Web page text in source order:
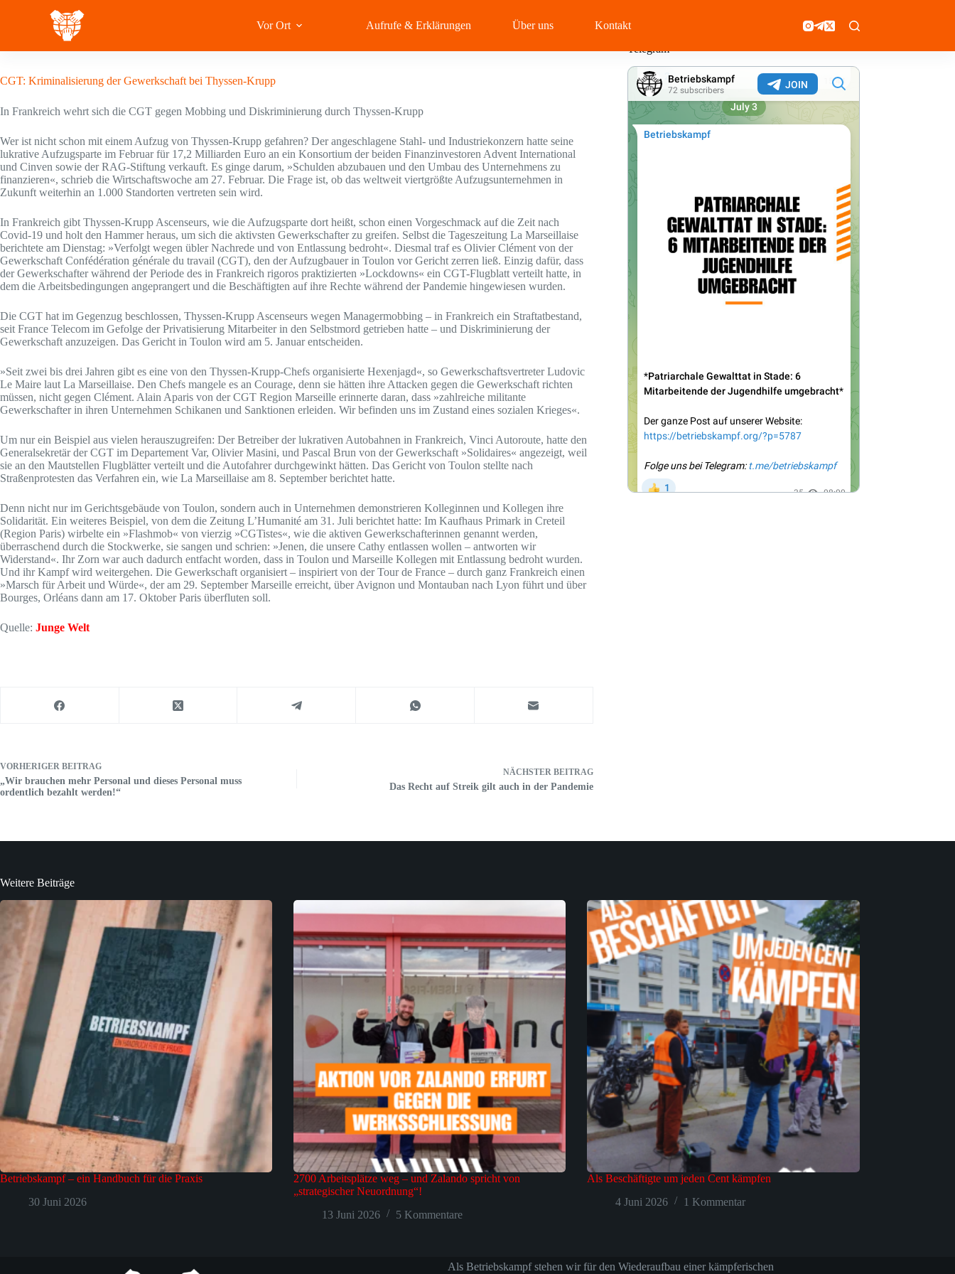
Vor Ort Aufrufe & Erklärungen Über uns
Kontakt
1 Oktober 2020
CGT: Kriminalisierung der Gewerkschaft bei Thyssen-Krupp
In Frankreich wehrt sich die CGT gegen Mobbing und Diskriminierung durch Thyssen-Krupp
Wer ist nicht schon mit einem Aufzug von Thyssen-Krupp gefahren? Der angeschlagene Stahl- und Industriekonzern hatte seine
lukrative Aufzugsparte im Februar für 17,2 Milliarden Euro an ein Konsortium der beiden Finanzinvestoren Advent International
und Cinven sowie der RAG-Stiftung verkauft. Es ginge darum, »Schulden abzubauen und den Umbau des Unternehmens zu
finanzieren«, schrieb die Wirtschaftswoche am 27. Februar. Die Frage ist, ob das weltweit viertgrößte Aufzugsunternehmen in
Zukunft weiterhin an 1.000 Standorten vertreten sein wird.
In Frankreich gibt Thyssen-Krupp Ascenseurs, wie die Aufzugsparte dort heißt, schon einen Vorgeschmack auf die Zeit nach
Covid-19 und holt den Hammer heraus, um sich die aktivsten Gewerkschafter zu greifen. Selbst die Tageszeitung La Marseillaise
berichtete am Dienstag: »Verfolgt wegen übler Nachrede und von Entlassung bedroht«. Diesmal traf es Olivier Clément von der
Gewerkschaft Confédération générale du travail (CGT), den der Aufzugbauer in Toulon vor Gericht zerren ließ. Einzig dafür, dass
der Gewerkschafter während der Periode des in Frankreich rigoros praktizierten »Lockdowns« ein CGT-Flugblatt verteilt hatte, in
dem die Arbeitsbedingungen angeprangert und die Beschäftigten auf ihre Rechte während der Pandemie hingewiesen wurden.
Die CGT hat im Gegenzug beschlossen, Thyssen-Krupp Ascenseurs wegen Managermobbing – in Frankreich ein Straftatbestand,
seit France Telecom im Gefolge der Privatisierung Mitarbeiter in den Selbstmord getrieben hatte – und Diskriminierung der
Gewerkschaft anzuzeigen. Das Gericht in Toulon wird am 5. Januar entscheiden.
»Seit zwei bis drei Jahren gibt es eine von den Thyssen-Krupp-Chefs organisierte Hexenjagd«, so Gewerkschaftsvertreter Ludovic
Le Maire laut La Marseillaise. Den Chefs mangele es an Courage, denn sie hätten ihre Attacken gegen die Gewerkschaft richten
müssen, nicht gegen Clément. Alain Aparis von der CGT Region Marseille erinnerte daran, dass »zahlreiche militante
Gewerkschafter in ihren Unternehmen Schikanen und Sanktionen erleiden. Wir befinden uns im Zustand eines sozialen Krieges«.
Um nur ein Beispiel aus vielen herauszugreifen: Der Betreiber der lukrativen Autobahnen in Frankreich, Vinci Autoroute, hatte den
Generalsekretär der CGT im Departement Var, Olivier Masini, und Pascal Brun von der Gewerkschaft »Solidaires« angezeigt, weil
sie an den Mautstellen Flugblätter verteilt und die Autofahrer durchgewinkt hätten. Das Gericht von Toulon stellte nach
Straßenprotesten das Verfahren ein, wie La Marseillaise am 8. September berichtet hatte.
Denn nicht nur im Gerichtsgebäude von Toulon, sondern auch in Unternehmen demonstrieren Kolleginnen und Kollegen ihre
Solidarität. Ein weiteres Beispiel, von dem die Zeitung L’Humanité am 31. Juli berichtet hatte: Im Kaufhaus Primark in Creteil
(Region Paris) wirbelte ein »Flashmob« von vierzig »CGTistes«, wie die aktiven Gewerkschafterinnen genannt werden,
überraschend durch die Stockwerke, sie sangen und schrien: »Jenen, die unsere Cathy entlassen wollen – antworten wir
Widerstand«. Ihr Zorn war auch dadurch entfacht worden, dass in Toulon und Marseille Kollegen mit Entlassung bedroht wurden.
Und ihr Kampf wird weitergehen. Die Gewerkschaft organisiert – inspiriert von der Tour de France – durch ganz Frankreich einen
»Marsch für Arbeit und Würde«, der am 29. September Marseille erreicht, über Avignon und Montauban nach ­Lyon führt und über
Bourges, Orléans dann am 17. Oktober Paris überfluten soll.
Quelle: Junge Welt
VORHERIGER BEITRAG
„Wir brauchen mehr Personal und dieses Personal muss
ordentlich bezahlt werden!“
NÄCHSTER BEITRAG
Das Recht auf Streik gilt auch in der Pandemie
Telegram
Weitere Beiträge
Betriebskampf – ein Handbuch für die Praxis
30 Juni 2026
2700 Arbeitsplätze weg – und Zalando spricht von
„strategischer Neuordnung“!
13 Juni 2026
5 Kommentare
Als Beschäftigte um jeden Cent kämpfen
4 Juni 2026
1 Kommentar
Als Betriebskampf stehen wir für den Wiederaufbau einer kämpferischen